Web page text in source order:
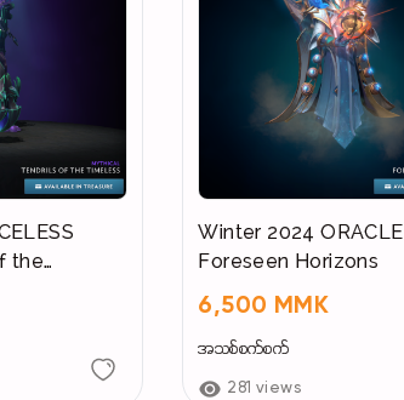
the
Winter 2024 ORACLE
Foreseen Horizons
6,500 MMK
အသစ်စက်စက်
281 views